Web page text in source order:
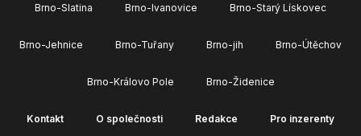
Brno-Slatina Brno-Ivanovice Brno-Starý Lískovec
Brno-Jehnice Brno-Tuřany Brno-jih Brno-Útěchov
Brno-Královo Pole Brno-Židenice
Kontakt O společnosti Redakce Pro inzerenty